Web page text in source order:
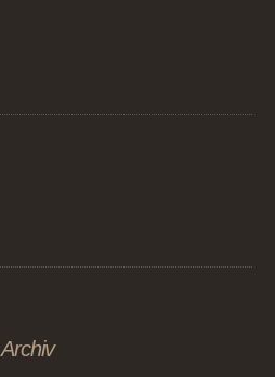
Archiv